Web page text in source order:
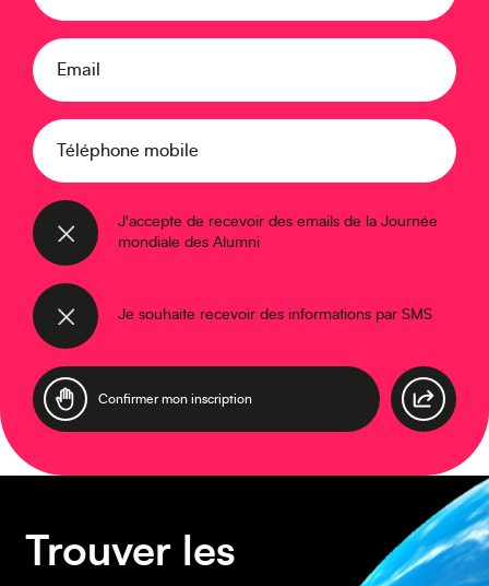
Email
Téléphone mobile
J'accepte de recevoir des emails de la Journée
mondiale des Alumni
Je souhaite recevoir des informations par SMS
Trouver les
Caraïbes
Europe
Moyen-Orient